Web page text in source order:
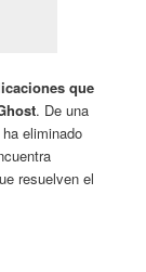
que
. De una
ha eliminado
resuelven el